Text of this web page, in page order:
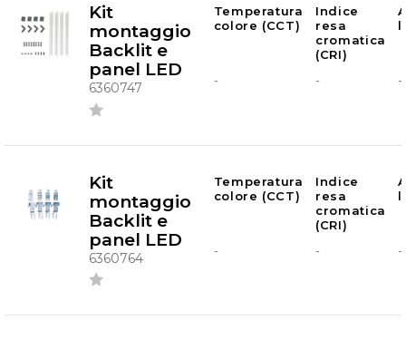
Kit
montaggio
Backlit e
panel LED
6360747
Temperatura
colore (CCT)
Indice
resa
cromatica
(CRI)
- - -
Kit
montaggio
Backlit e
panel LED
6360764
Temperatura
colore (CCT)
Indice
resa
cromatica
(CRI)
- - -